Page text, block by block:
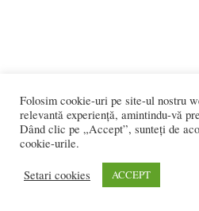
Folosim cookie-uri pe site-ul nostru
relevantă experiență, amintindu-vă
Dând clic pe „Accept”, sunteți de
cookie-urile.
Setari cookies ACCEPT